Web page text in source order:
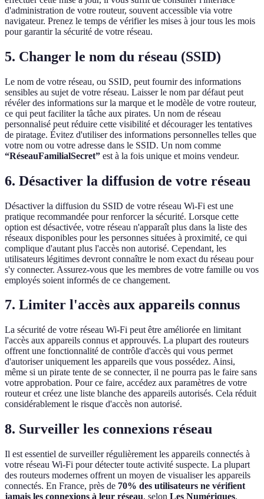
d'administration de votre routeur, souvent accessible via votre
navigateur. Prenez le temps de vérifier les mises à jour tous les mois
pour garantir la sécurité de votre réseau.
5. Changer le nom du réseau (SSID)
Le nom de votre réseau, ou SSID, peut fournir des informations
sensibles au sujet de votre réseau. Laisser le nom par défaut peut
révéler des informations sur la marque et le modèle de votre routeur,
ce qui peut faciliter la tâche aux pirates. Un nom de réseau
personnalisé peut réduire cette visibilité et décourager les tentatives
de piratage. Évitez d'utiliser des informations personnelles telles que
votre nom ou votre adresse dans le SSID. Un nom comme
“RéseauFamilialSecret” est à la fois unique et moins vendeur.
6. Désactiver la diffusion de votre réseau
Désactiver la diffusion du SSID de votre réseau Wi-Fi est une
pratique recommandée pour renforcer la sécurité. Lorsque cette
option est désactivée, votre réseau n'apparaît plus dans la liste des
réseaux disponibles pour les personnes situées à proximité, ce qui
complique d'autant plus l'accès non autorisé. Cependant, les
utilisateurs légitimes devront connaître le nom exact du réseau pour
s'y connecter. Assurez-vous que les membres de votre famille ou vos
employés soient informés de ce changement.
7. Limiter l'accès aux appareils connus
La sécurité de votre réseau Wi-Fi peut être améliorée en limitant
l'accès aux appareils connus et approuvés. La plupart des routeurs
offrent une fonctionnalité de contrôle d'accès qui vous permet
d'autoriser uniquement les appareils que vous possédez. Ainsi,
même si un pirate tente de se connecter, il ne pourra pas le faire sans
votre approbation. Pour ce faire, accédez aux paramètres de votre
routeur et créez une liste blanche des appareils autorisés. Cela réduit
considérablement le risque d'accès non autorisé.
8. Surveiller les connexions réseau
Il est essentiel de surveiller régulièrement les appareils connectés à
votre réseau Wi-Fi pour détecter toute activité suspecte. La plupart
des routeurs modernes offrent un moyen de visualiser les appareils
connectés. En France, près de 70% des utilisateurs ne vérifient
jamais les connexions à leur réseau, selon Les Numériques.